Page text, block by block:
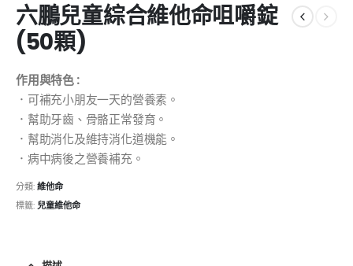
六鵬兒童綜合維他命咀嚼錠
(50顆)
作用與特色 :
．可補充小朋友一天的營養素。
．幫助牙齒、骨骼正常發育。
．幫助消化及維持消化道機能。
．病中病後之營養補充。
分類:維他命
標籤:兒童維他命